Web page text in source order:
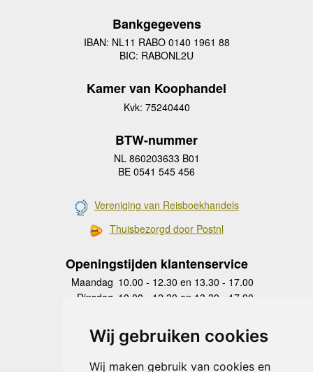
Wij gebruiken cookies
Wij maken gebruik van cookies en
Bankgegevens
IBAN: NL11 RABO 0140 1961 88
BIC: RABONL2U
Kamer van Koophandel
Kvk: 75240440
BTW-nummer
NL 860203633 B01
BE 0541 545 456
Vereniging van Reisboekhandels
Thuisbezorgd door Postnl
Openingstijden klantenservice
Maandag 10.00 - 12.30 en 13.30 - 17.00
Dinsdag 10.00 - 12.30 en 13.30 - 17.00
Donderdag
10.00 - 12.30 en 13.30 - 17.00
Vrijdag 10.00 - 12.30 en 13.30 - 17.00
Zaterdag
gesloten